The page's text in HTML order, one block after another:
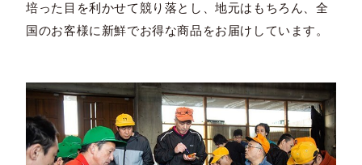
培った目を利かせて競り落とし、地元はもちろん、全
国のお客様に新鮮でお得な商品をお届けしています。